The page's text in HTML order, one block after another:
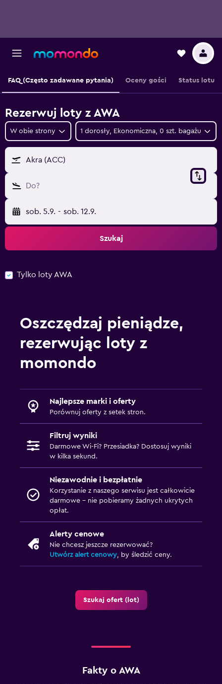
FAQ (Często zadawane pytania) Oceny gości Status lotu
Rezerwuj loty z AWA
W obie strony 1 dorosły, Ekonomiczna, 0 szt. bagażu
Akra (ACC)
Do?
sob. 5.9. - sob. 12.9.
Szukaj
Tylko loty AWA
Oszczędzaj pieniądze,
rezerwując loty z
momondo
Najlepsze marki i oferty
Porównuj oferty z setek stron.
Filtruj wyniki
Darmowe Wi-Fi? Przesiadka? Dostosuj wyniki
w kilka sekund.
Niezawodnie i bezpłatnie
Korzystanie z naszego serwisu jest całkowicie
darmowe – nie pobieramy żadnych ukrytych
opłat.
Alerty cenowe
Nie chcesz jeszcze rezerwować?
Utwórz alert cenowy , by śledzić ceny.
Szukaj ofert (lot)
Fakty o AWA